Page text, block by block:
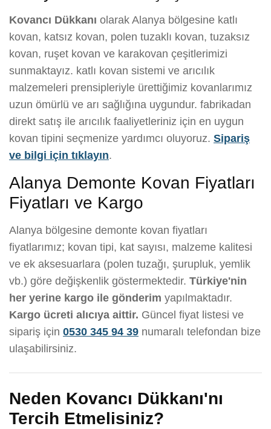
Kovancı Dükkanı olarak Alanya bölgesine katlı
kovan, katsız kovan, polen tuzaklı kovan, tuzaksız
kovan, ruşet kovan ve karakovan çeşitlerimizi
sunmaktayız. katlı kovan sistemi ve arıcılık
malzemeleri prensipleriyle ürettiğimiz kovanlarımız
uzun ömürlü ve arı sağlığına uygundur. fabrikadan
direkt satış ile arıcılık faaliyetleriniz için en uygun
kovan tipini seçmenize yardımcı oluyoruz. Sipariş
ve bilgi için tıklayın.
Alanya Demonte Kovan Fiyatları
Fiyatları ve Kargo
Alanya bölgesine demonte kovan fiyatları
fiyatlarımız; kovan tipi, kat sayısı, malzeme kalitesi
ve ek aksesuarlara (polen tuzağı, şurupluk, yemlik
vb.) göre değişkenlik göstermektedir. Türkiye'nin
her yerine kargo ile gönderim yapılmaktadır.
Kargo ücreti alıcıya aittir. Güncel fiyat listesi ve
sipariş için 0530 345 94 39 numaralı telefondan bize
ulaşabilirsiniz.
Neden Kovancı Dükkanı'nı
Tercih Etmelisiniz?